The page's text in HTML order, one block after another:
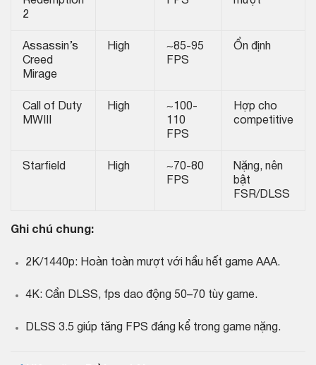
2
Assassin’s
Creed
Mirage
High
~85-95
FPS
Ổn định
Call of Duty
MWIII
High
~100-
110
FPS
Hợp cho
competitive
Starfield High
~70-80
FPS
Nặng, nên
bật
FSR/DLSS
Ghi chú chung:
2K/1440p: Hoàn toàn mượt với hầu hết game AAA.
4K: Cần DLSS, fps dao động 50–70 tùy game.
DLSS 3.5 giúp tăng FPS đáng kể trong game nặng.